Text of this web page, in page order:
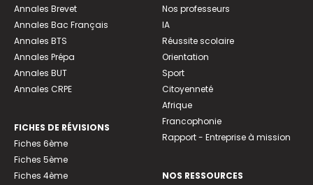
Annales Brevet
Annales Bac Français
Annales BTS
Annales Prépa
Annales BUT
Annales CRPE
FICHES DE RÉVISIONS
Fiches 6ème
Fiches 5ème
Fiches 4ème
Nos professeurs
IA
Réussite scolaire
Orientation
Sport
Citoyenneté
Afrique
Francophonie
Rapport - Entreprise à mission
NOS RESSOURCES